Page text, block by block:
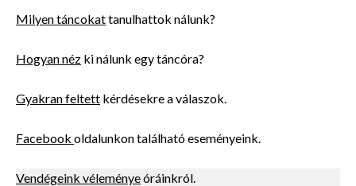
Milyen táncokattanulhattok nálunk?
Hogyan néz ki nálunk egy táncóra?
Gyakran feltett kérdésekre a válaszok.
Facebook oldalunkon található eseményeink.
Vendégeink véleményeóráinkról.